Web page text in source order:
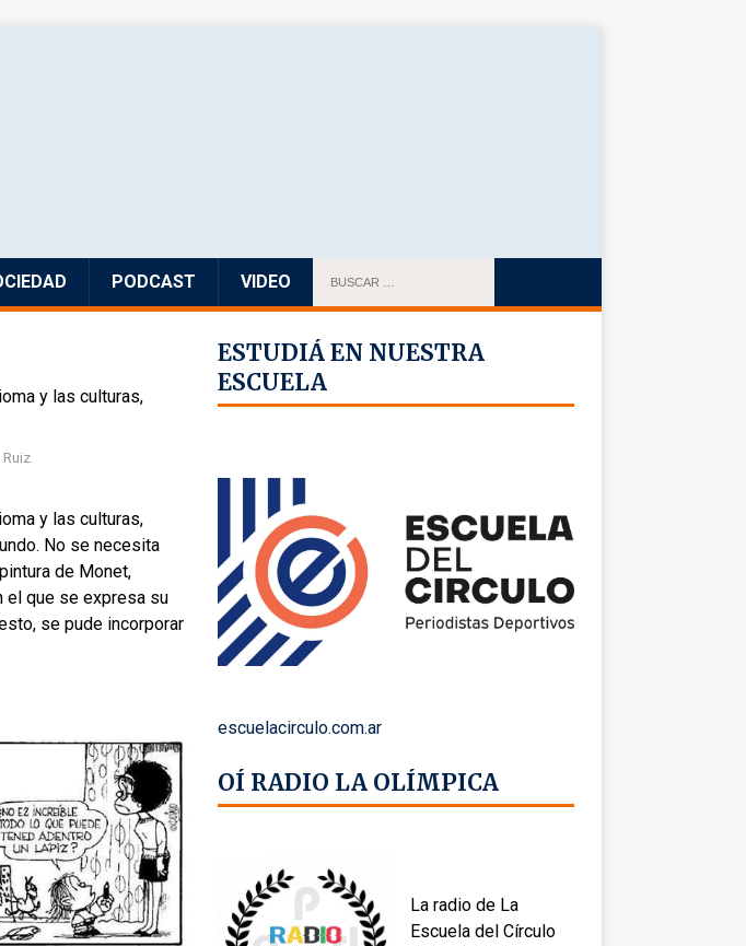
PODCAST VIDEO
y las culturas,
y las culturas,
No se necesita
de Monet,
el que se expresa su
se pude incorporar
ESTUDIÁ EN NUESTRA
ESCUELA
escuelacirculo.com.ar
OÍ RADIO LA OLÍMPICA
La radio de La
Escuela del Círculo